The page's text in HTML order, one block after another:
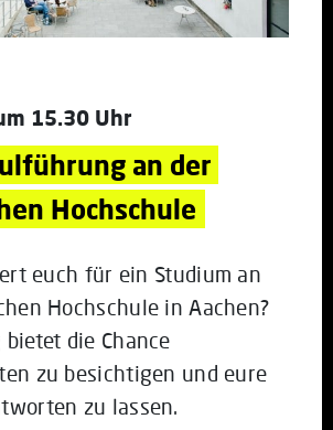
15.30 Uhr
an der
Hochschule
euch für ein Studium an
Hochschule in Aachen?
die Chance
zu besichtigen und eure
zu lassen.